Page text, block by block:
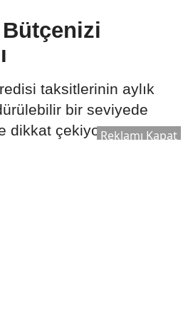
Bütçenizi
taksitlerinin aylık
bir seviyede
dikkat çekiyor.Reklamı Kapat